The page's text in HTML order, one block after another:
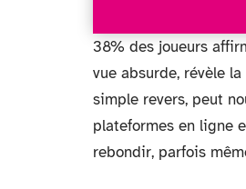
38% des joueurs
vue absurde, révèle
simple revers, peut
plateformes en ligne
rebondir, parfois